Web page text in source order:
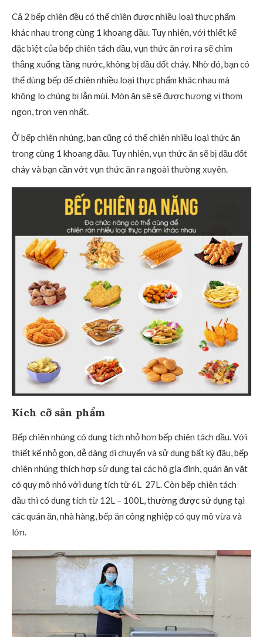
Cả 2 bếp chiên đều có thể chiên được nhiều loại thực phẩm
khác nhau trong cùng 1 khoang dầu. Tuy nhiên, với thiết kế
đặc biệt của bếp chiên tách dầu, vụn thức ăn rơi ra sẽ chìm
thẳng xuống tầng nước, không bị dầu đốt cháy. Nhờ đó, bạn có
thể dùng bếp để chiên nhiều loại thực phẩm khác nhau mà
không lo chúng bị lẫn mùi. Món ăn sẽ sẽ được hương vị thơm
ngon, trọn vẹn nhất.
Ở bếp chiên nhúng, bạn cũng có thể chiên nhiều loại thức ăn
trong cùng 1 khoang dầu. Tuy nhiên, vụn thức ăn sẽ bị dầu đốt
cháy và bạn cần vớt vụn thức ăn ra ngoài thường xuyên.
Kích cỡ sản phẩm
Bếp chiên nhúng có dung tích nhỏ hơn bếp chiên tách dầu. Với
thiết kế nhỏ gọn, dễ dàng di chuyển và sử dụng bất kỳ đâu, bếp
chiên nhúng thích hợp sử dụng tại các hộ gia đình, quán ăn vặt
có quy mô nhỏ với dung tích từ 6L 27L. Còn bếp chiên tách
dầu thì có dung tích từ 12L – 100L, thường được sử dụng tại
các quán ăn, nhà hàng, bếp ăn công nghiệp có quy mô vừa và
lớn.